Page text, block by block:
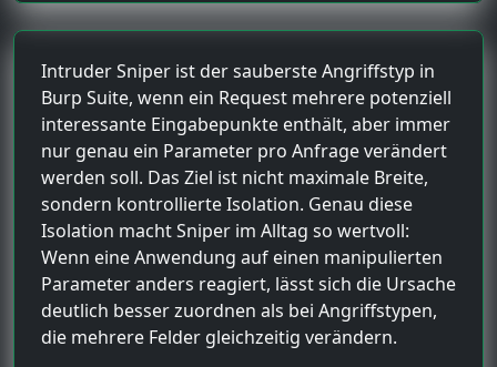
Intruder Sniper ist der sauberste Angriffstyp in
Burp Suite, wenn ein Request mehrere potenziell
interessante Eingabepunkte enthält, aber immer
nur genau ein Parameter pro Anfrage verändert
werden soll. Das Ziel ist nicht maximale Breite,
sondern kontrollierte Isolation. Genau diese
Isolation macht Sniper im Alltag so wertvoll:
Wenn eine Anwendung auf einen manipulierten
Parameter anders reagiert, lässt sich die Ursache
deutlich besser zuordnen als bei Angriffstypen,
die mehrere Felder gleichzeitig verändern.